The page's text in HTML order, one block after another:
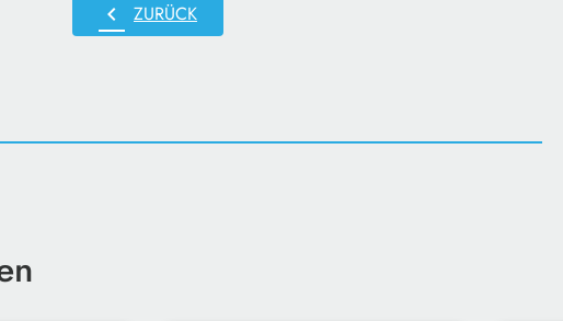
chevron_left ZURÜCK